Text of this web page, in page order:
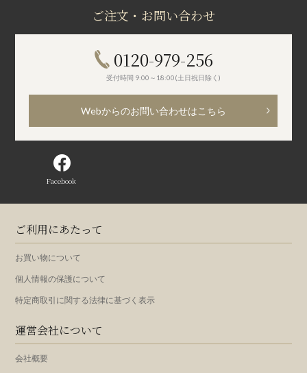
ご注文・お問い合わせ
0120-979-256
受付時間 9:00～18:00(土日祝日除く)
Webからのお問い合わせはこちら
Facebook
ご利用にあたって
お買い物について
個人情報の保護について
特定商取引に関する法律に基づく表示
運営会社について
会社概要